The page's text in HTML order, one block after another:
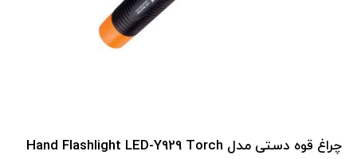
چراغ قوه دستی مدل Hand Flashlight LED-Y929 Torch